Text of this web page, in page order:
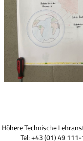
Höhere Technische
Tel: +43 (01) 49